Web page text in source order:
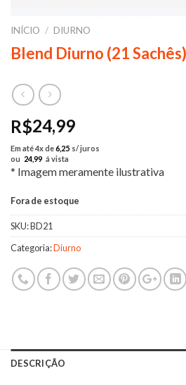
INÍCIO / DIURNO
Blend Diurno (21 Sachês)
R$24,99
Em até 4x de6,25 s/ juros
ou 24,99 á vista
* Imagem meramente ilustrativa
Fora de estoque
SKU:BD21
Categoria:Diurno
DESCRIÇÃO